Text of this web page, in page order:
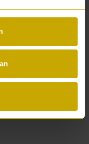
knop en dan
moet je nog wel
om te
kunnen